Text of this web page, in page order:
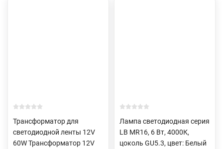
Трансформатор для
светодиодной ленты 12V
60W Трансформатор 12V
Лампа светодиодная серия
LB MR16, 6 Вт, 4000К,
цоколь GU5.3, цвет: Белый